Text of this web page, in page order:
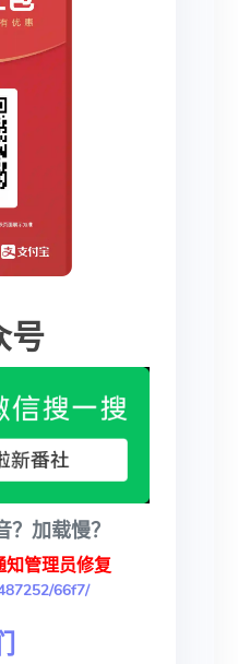
号
加载慢？
知管理员修复
66f7/